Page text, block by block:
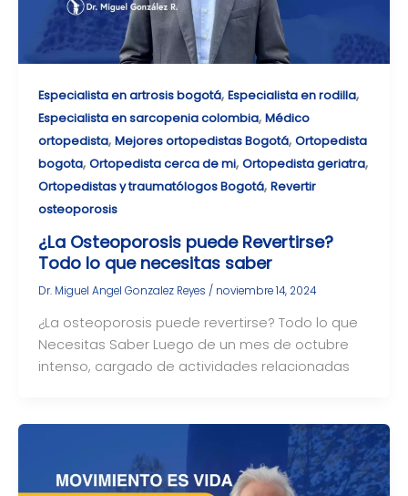
Especialista en artrosis bogotá, Especialista en rodilla,
Especialista en sarcopenia colombia, Médico
ortopedista, Mejores ortopedistas Bogotá, Ortopedista
bogota, Ortopedista cerca de mi, Ortopedista geriatra,
Ortopedistas y traumatólogos Bogotá, Revertir
osteoporosis
¿La Osteoporosis puede Revertirse?
Todo lo que necesitas saber
Dr. Miguel Angel Gonzalez Reyes / noviembre 14, 2024
¿La osteoporosis puede revertirse? Todo lo que
Necesitas Saber Luego de un mes de octubre
intenso, cargado de actividades relacionadas